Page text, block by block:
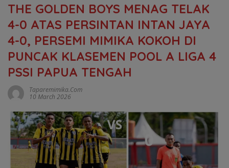
THE GOLDEN BOYS MENAG TELAK
4-0 ATAS PERSINTAN INTAN JAYA
4-0, PERSEMI MIMIKA KOKOH DI
PUNCAK KLASEMEN POOL A LIGA 4
PSSI PAPUA TENGAH
Taparemimika.com
10 March 2026